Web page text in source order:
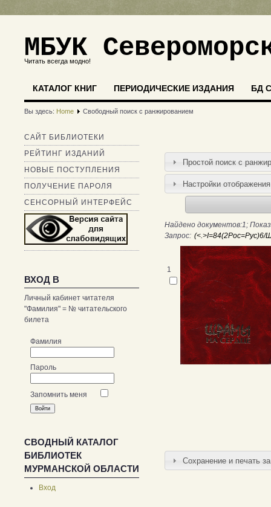
МБУК
Читать всегда модно!
КАТАЛОГ КНИГ ПЕРИОДИЧЕСКИЕ ИЗДАНИЯ БД
Вы здесь: Home Свободный поиск с ранжированием
САЙТ БИБЛИОТЕКИ
РЕЙТИНГ ИЗДАНИЙ
НОВЫЕ ПОСТУПЛЕНИЯ
ПОЛУЧЕНИЕ ПАРОЛЯ
СЕНСОРНЫЙ ИНТЕРФЕЙС
ВХОД В
Личный кабинет читателя
"Фамилия" = № читательского
билета
Фамилия
Пароль
Запомнить меня
СВОДНЫЙ КАТАЛОГ
БИБЛИОТЕК
МУРМАНСКОЙ ОБЛАСТИ
Вход
Простой поиск c
Настройки
Найдено документов:1;
Запрос:
1
Сохранение и печать